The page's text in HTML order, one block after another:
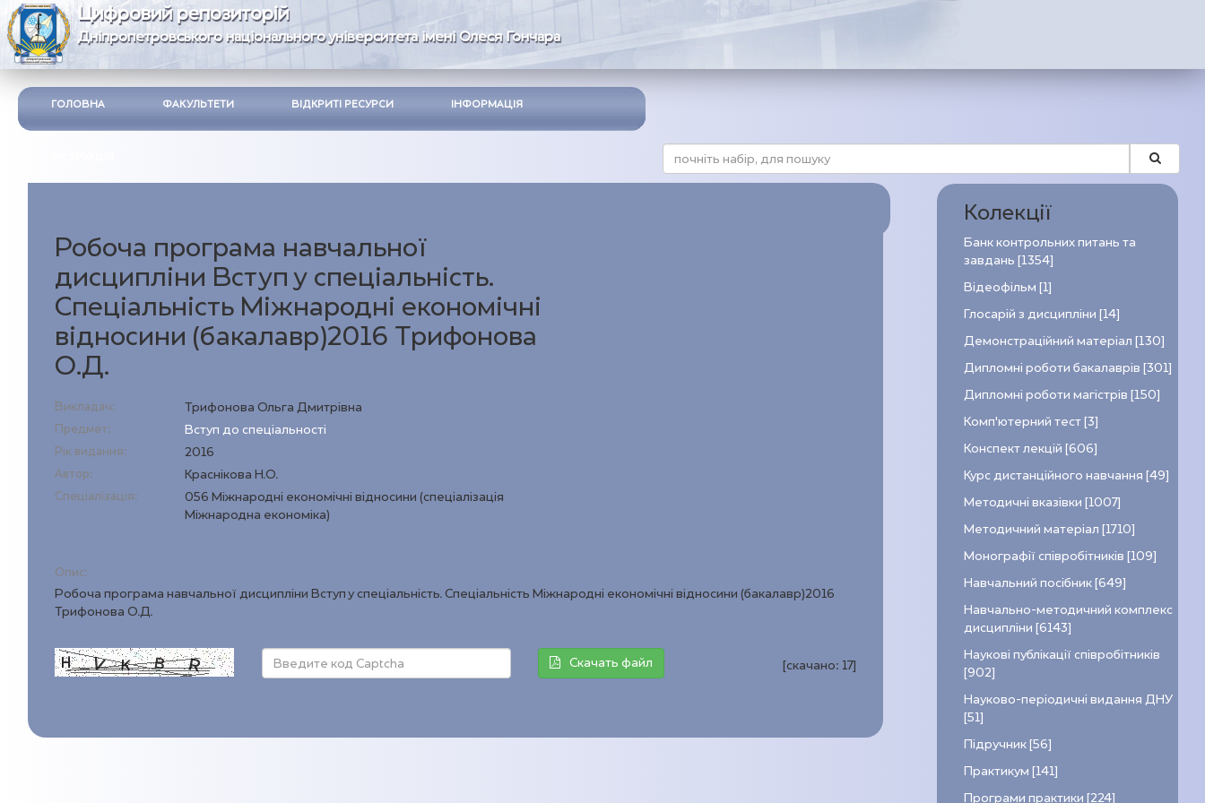
Цифровий репозиторій
Дніпропетровського національного університета імені Олеся Гончара
ГОЛОВНА ФАКУЛЬТЕТИ ВІДКРИТІ РЕСУРСИ ІНФОРМАЦІЯ
Робоча програма навчальної
дисципліни Вступ у спеціальність.
Спеціальність Міжнародні економічні
відносини (бакалавр)2016 Трифонова
О.Д.
Викладач: Трифонова Ольга Дмитрівна
Предмет: Вступ до спеціальності
Рік видання: 2016
Автор: Краснікова Н.О.
Спеціалізація:
056 Міжнародні економічні відносини (спеціалізація
Міжнародна економіка)
Опис:
Робоча програма навчальної дисципліни Вступ у спеціальність. Спеціальність Міжнародні економічні відносини (бакалавр)2016
Трифонова О.Д.
Скачать файл [скачано:17]
Колекції
Банк контрольних питань та
завдань [1354]
Відеофільм [1]
Глосарій з дисципліни [14]
Демонстраційний матеріал [130]
Дипломні роботи бакалаврів [301]
Дипломні роботи магістрів [150]
Комп’ютерний тест [3]
Конспект лекцій [606]
Курс дистанційного навчання [49]
Методичні вказівки [1007]
Методичний матеріал [1710]
Монографії співробітників [109]
Навчальний посібник [649]
Навчально-методичний комплекс
дисципліни [6143]
Наукові публікації співробітників
[902]
Науково-періодичні видання ДНУ
[51]
Підручник [56]
Практикум [141]
Програми практики [224]